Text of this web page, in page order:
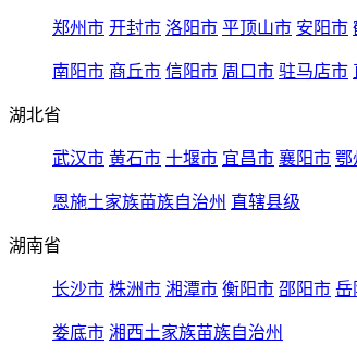
郑州市 开封市 洛阳市 平顶山市 安阳市
南阳市 商丘市 信阳市 周口市 驻马店市
湖北省
武汉市 黄石市 十堰市 宜昌市 襄阳市 鄂
恩施土家族苗族自治州 直辖县级
湖南省
长沙市 株洲市 湘潭市 衡阳市 邵阳市 岳
娄底市 湘西土家族苗族自治州